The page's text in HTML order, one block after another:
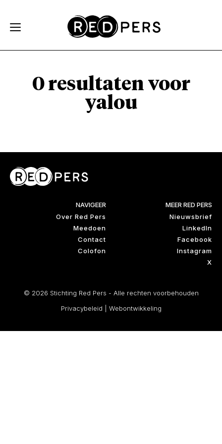
0 resultaten voor
yalou
NAVIGEER
Over Red Pers
Meedoen
Contact
Colofon
MEER RED PERS
Nieuwsbrief
LinkedIn
Facebook
Instagram
X
© 2026 Stichting Red Pers - Alle rechten voorbehouden
Privacybeleid
Webontwikkeling